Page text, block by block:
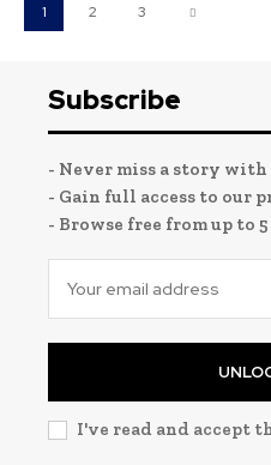
1 2 3
Subscribe
- Never miss a story
- Gain full access to our
- Browse free from up to
I've read and accept